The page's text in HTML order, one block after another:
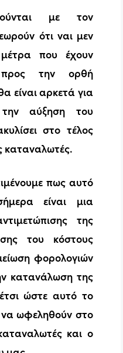
με τον
ότι ναι μεν
που έχουν
προς την ορθή
είναι αρκετά για
την αύξηση του
στο τέλος
καταναλωτές.
πως αυτό
είναι μια
της
του κόστους
φορολογιών
κατανάλωση της
έτσι ώστε αυτό το
να ωφεληθούν στο
και ο